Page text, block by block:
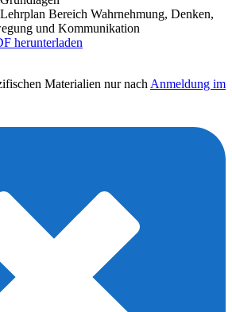
Bereich Wahrnehmung, Denken,
und Kommunikation
herunterladen
Materialien nur nach Anmeldung im